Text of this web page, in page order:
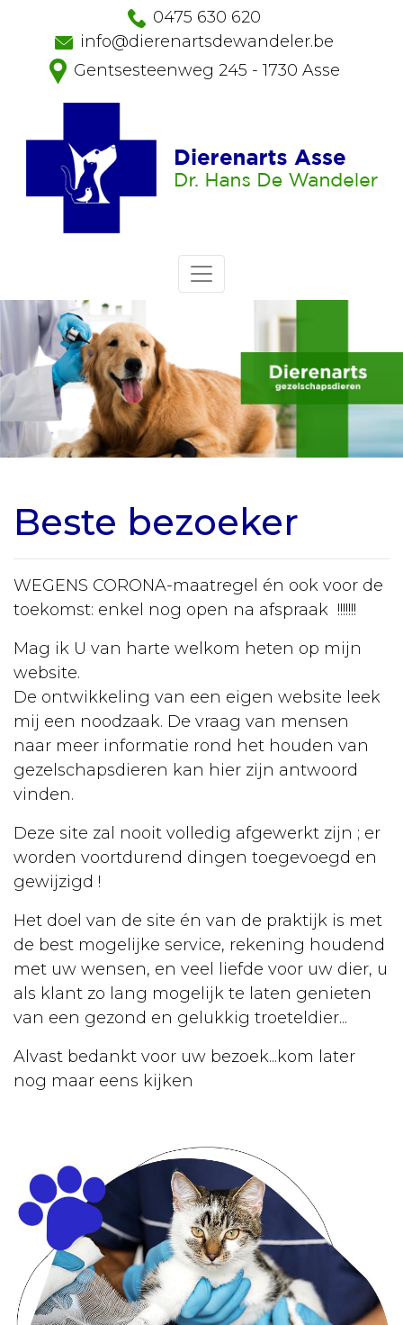
Home
Aankoop
Opvoeding
Voeding
Lichaamsverzorging
Dierenarts
Ontwormen
Vaccineren
Urgentie
hond
Rassen
Sterilisatie
Castratie
Algemeen
Tabel
gewichten
Vergiftiging
Kanker
Kat
Aankoop
Opvoeding
Verzorging
Dierenarts
Vaccineren
Fokken
Urgentie
Voeding
0475 630 620
info@dierenartsdewandeler.be
Gentsesteenweg 245 - 1730 Asse
Beste bezoeker
WEGENS CORONA-maatregel én ook voor de
toekomst: enkel nog open na afspraak !!!!!!!
Mag ik U van harte welkom heten op mijn
website.
De ontwikkeling van een eigen website leek
mij een noodzaak. De vraag van mensen
naar meer informatie rond het houden van
gezelschapsdieren kan hier zijn antwoord
vinden.
Deze site zal nooit volledig afgewerkt zijn ; er
worden voortdurend dingen toegevoegd en
gewijzigd !
Het doel van de site én van de praktijk is met
de best mogelijke service, rekening houdend
met uw wensen, en veel liefde voor uw dier, u
als klant zo lang mogelijk te laten genieten
van een gezond en gelukkig troeteldier...
Alvast bedankt voor uw bezoek...kom later
nog maar eens kijken